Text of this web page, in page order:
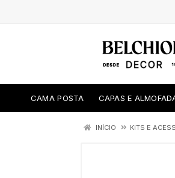
CAMA POSTA CAPAS E
INÍCIO KITS E